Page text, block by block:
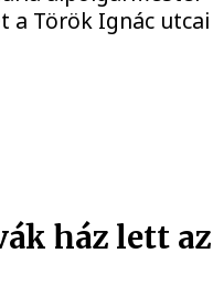
a Török Ignác utcai
ház lett az